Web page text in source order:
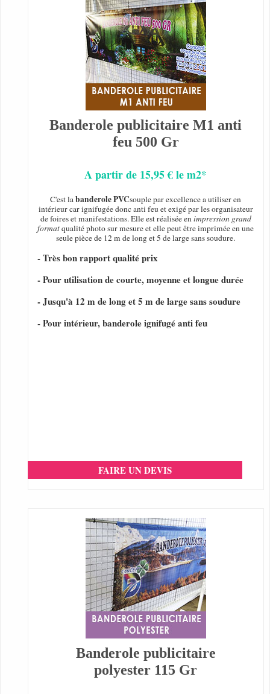
Banderole publicitaire M1 anti
feu 500 Gr
A partir de 15,95 € le m2*
C'est labanderole PVCsouple par excellence a utiliser en
intérieur car ignifugée donc anti feu et exigé par les organisateur
de foires et manifestations. Elle est réalisée enimpression grand
formatqualité photo sur mesure et elle peut être imprimée en une
seule pièce de 12 m de long et 5 de large sans soudure.
- Très bon rapport qualité prix
- Pour utilisation de courte, moyenne et longue durée
- Jusqu'à 12 m de long et 5 m de large sans soudure
- Pour intérieur, banderole ignifugé anti feu
FAIRE UN DEVIS
Banderole publicitaire
polyester 115 Gr